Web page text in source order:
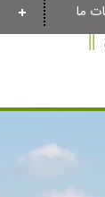
ما
||